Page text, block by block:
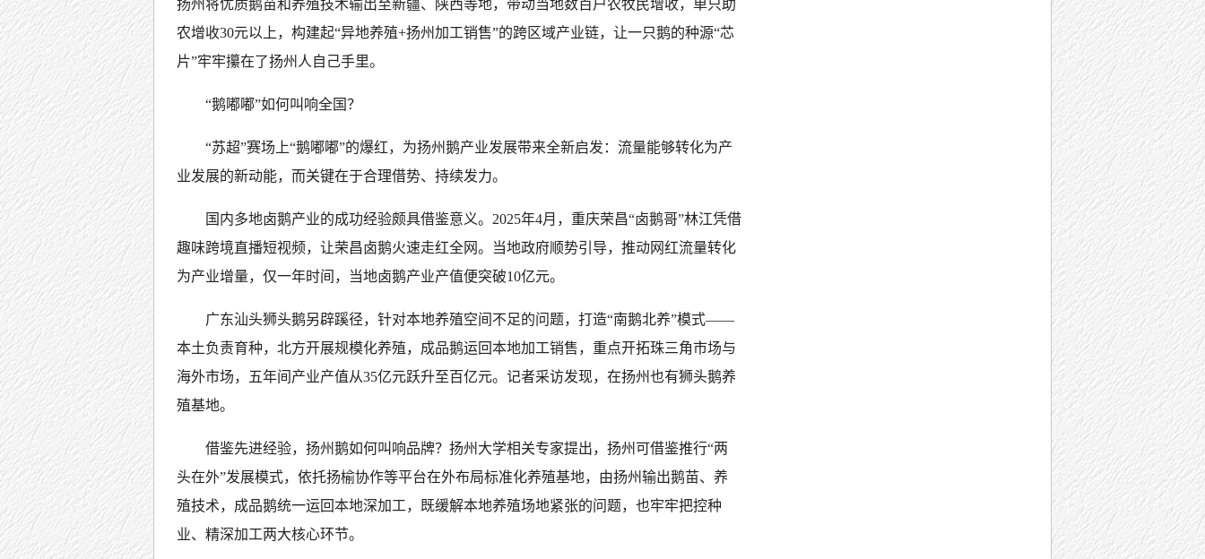
扬州将优质鹅苗和养殖技术输出至新疆、陕西等地，带动当地数百户农牧民增收，单只助
农增收30元以上，构建起“异地养殖+扬州加工销售”的跨区域产业链，让一只鹅的种源“芯
片”牢牢攥在了扬州人自己手里。
“鹅嘟嘟”如何叫响全国？
“苏超”赛场上“鹅嘟嘟”的爆红，为扬州鹅产业发展带来全新启发：流量能够转化为产
业发展的新动能，而关键在于合理借势、持续发力。
国内多地卤鹅产业的成功经验颇具借鉴意义。2025年4月，重庆荣昌“卤鹅哥”林江凭借
趣味跨境直播短视频，让荣昌卤鹅火速走红全网。当地政府顺势引导，推动网红流量转化
为产业增量，仅一年时间，当地卤鹅产业产值便突破10亿元。
广东汕头狮头鹅另辟蹊径，针对本地养殖空间不足的问题，打造“南鹅北养”模式——
本土负责育种，北方开展规模化养殖，成品鹅运回本地加工销售，重点开拓珠三角市场与
海外市场，五年间产业产值从35亿元跃升至百亿元。记者采访发现，在扬州也有狮头鹅养
殖基地。
借鉴先进经验，扬州鹅如何叫响品牌？扬州大学相关专家提出，扬州可借鉴推行“两
头在外”发展模式，依托扬榆协作等平台在外布局标准化养殖基地，由扬州输出鹅苗、养
殖技术，成品鹅统一运回本地深加工，既缓解本地养殖场地紧张的问题，也牢牢把控种
业、精深加工两大核心环节。